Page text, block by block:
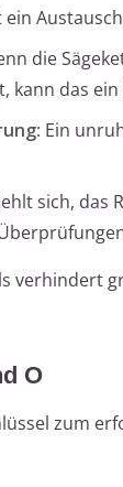
die
kann das
: Ein
sich, das
verhindert
O
zum